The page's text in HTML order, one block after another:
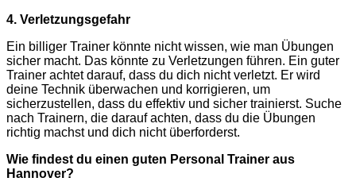
4. Verletzungsgefahr
Ein billiger Trainer könnte nicht wissen, wie man Übungen
sicher macht. Das könnte zu Verletzungen führen. Ein guter
Trainer achtet darauf, dass du dich nicht verletzt. Er wird
deine Technik überwachen und korrigieren, um
sicherzustellen, dass du effektiv und sicher trainierst. Suche
nach Trainern, die darauf achten, dass du die Übungen
richtig machst und dich nicht überforderst.
Wie findest du einen guten Personal Trainer aus
Hannover?